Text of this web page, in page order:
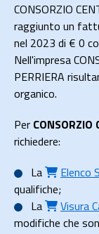
CONSORZIO
raggiunto un
nel 2023 di € 0
Nell'impresa
PERRIERA
organico.
Per CONSORZIO
richiedere:
La
Elenco
qualifiche;
La
Visura
modifiche che